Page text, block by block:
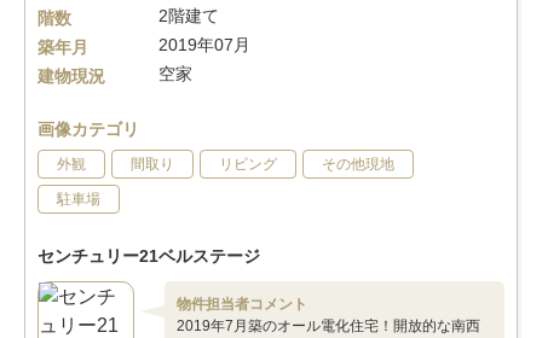
階数
2階建て
築年月
2019年07月
建物現況
空家
画像カテゴリ
外観 間取り リビング その他現地
駐車場
センチュリー21ベルステージ
物件担当者コメント
2019年7月築のオール電化住宅！開放的な南西